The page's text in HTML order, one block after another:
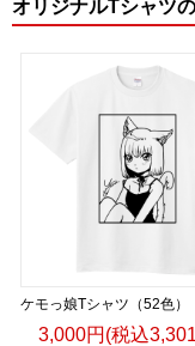
オリジナルTシャツ
ケモっ娘Tシャツ（52色）
3,000円(税込